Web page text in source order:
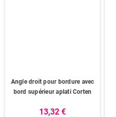
Angle droit pour bordure avec
bord supérieur aplati Corten
13,32 €